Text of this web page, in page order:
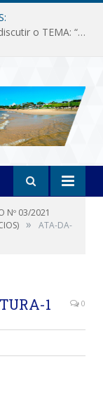
Audiência Pública que tem como objetivo discutir o TEMA: “Fornecimento de Energia Elétrica em Debate: Tarifas, Qualidade e Atendimento dos Serviços”
Nº 03/2021
»
ATA-DA-
1 0